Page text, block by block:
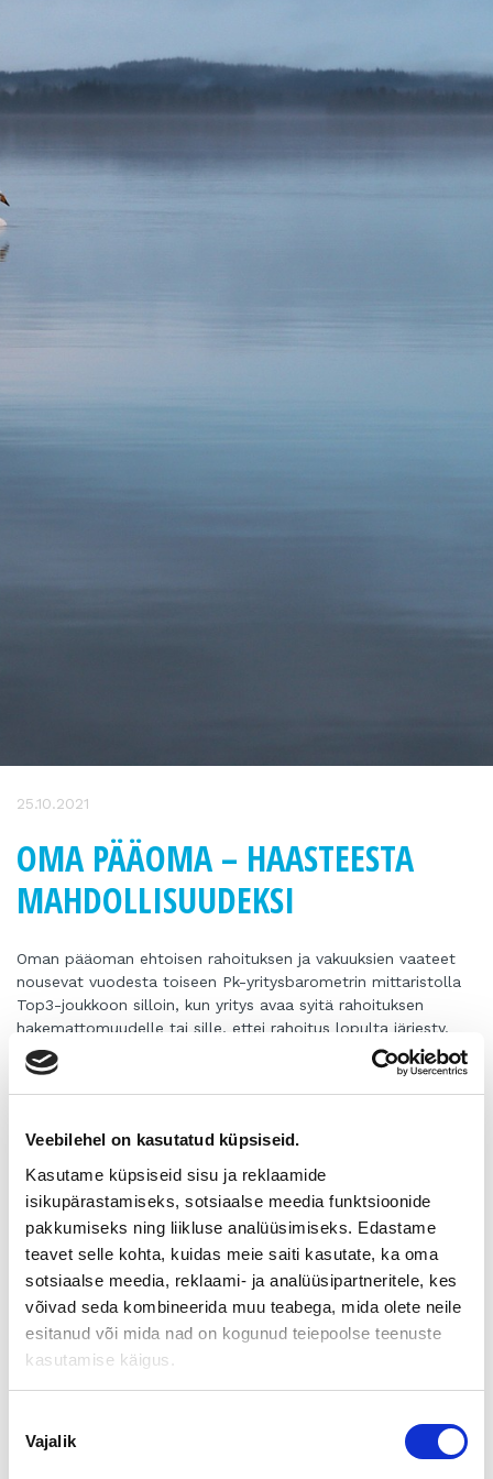
Veebilehel on kasutatud küpsiseid.
Kasutame küpsiseid sisu ja reklaamide
isikupärastamiseks, sotsiaalse meedia funktsioonide
pakkumiseks ning liikluse analüüsimiseks. Edastame
teavet selle kohta, kuidas meie saiti kasutate, ka oma
sotsiaalse meedia, reklaami- ja analüüsipartneritele, kes
võivad seda kombineerida muu teabega, mida olete neile
esitanud või mida nad on kogunud teiepoolse teenuste
kasutamise käigus.
valik
Vajalik
25.10.2021
OMA PÄÄOMA – HAASTEESTA
MAHDOLLISUUDEKSI
Oman pääoman ehtoisen rahoituksen ja vakuuksien vaateet
nousevat vuodesta toiseen Pk-yritysbarometrin mittaristolla
Top3-joukkoon silloin, kun yritys avaa syitä rahoituksen
hakemattomuudelle tai sille, ettei rahoitus lopulta järjesty.
Omistajanvaihdokset nojaavat usein vahvasti ulkopuoliseen
rahoitukseen, sillä harva toimija, pääomasijoittajia lukuun
ottamatta, kykenee rahoittamaan yrityskaupan omilla
ja vakuusvaateet voivat olla myös omistajanvaihdoksen
rahoituksen pullonkaulana. Omistajanvaihdosta varten yhtiö
tai kokonaisuus ottaa usein lainaa, ja rahoittajalta poistuvat
käytöstä esimerkiksi myyjän vakuudet. Omaa pääomaa
tarvitaan, ja sen rooli korostuu, jos takaisinmaksuaika
lainarahoitukselle muodostuu muutoin pitkäksi tai
kokonaisuuden omavaraisuusaste laskee sille tasolle, että
yhtiön yrityskaupan jälkeisessä jatkorahoituksessa voi olla
haasteita.
Se, millainen vaatimus omarahoitukselle asetetaan, riippuu
myös usein ostajasta. Jos ostettavan yhtiön liiketoiminta ei
ajassa, täytyy ostajan kantaa tämä riski jotenkin toisin –
esimerkiksi muista liiketoimista tulevilla tuloilla. Tämä